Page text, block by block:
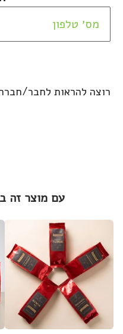
רוצה להראות לחבר/
עם מוצר זה